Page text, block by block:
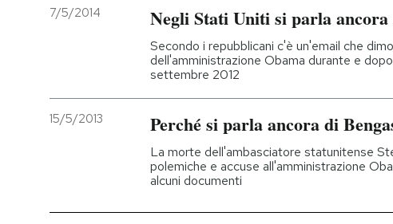
Politica
Cultura
Economia
Ok Boomer!
Media
Europa
Altrecose
Mondiali calcio 2026
7/5/2014 Negli Stati Uniti si parla ancora
Secondo i repubblicani c'è un'email che
dell'amministrazione Obama durante e
settembre 2012
15/5/2013 Perché si parla ancora di
La morte dell'ambasciatore statunitense
polemiche e accuse all'amministrazione
alcuni documenti